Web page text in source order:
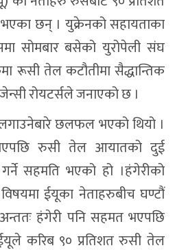
छन् । युक्रेनको सहायताका
सोमबार बसेको युरोपेली संघ
रूसी तेल कटौतीमा सैद्धान्तिक
रोयटर्सले जनाएको छ ।
छलफल भएको थियो ।
रुसी तेल आयातको दुई
सहमति भएको हो ।हंगेरीको
ईयूका नेताहरुबीच घण्टौं
हंगेरी पनि सहमत भएपछि
करिब ९० प्रतिशत रुसी तेल